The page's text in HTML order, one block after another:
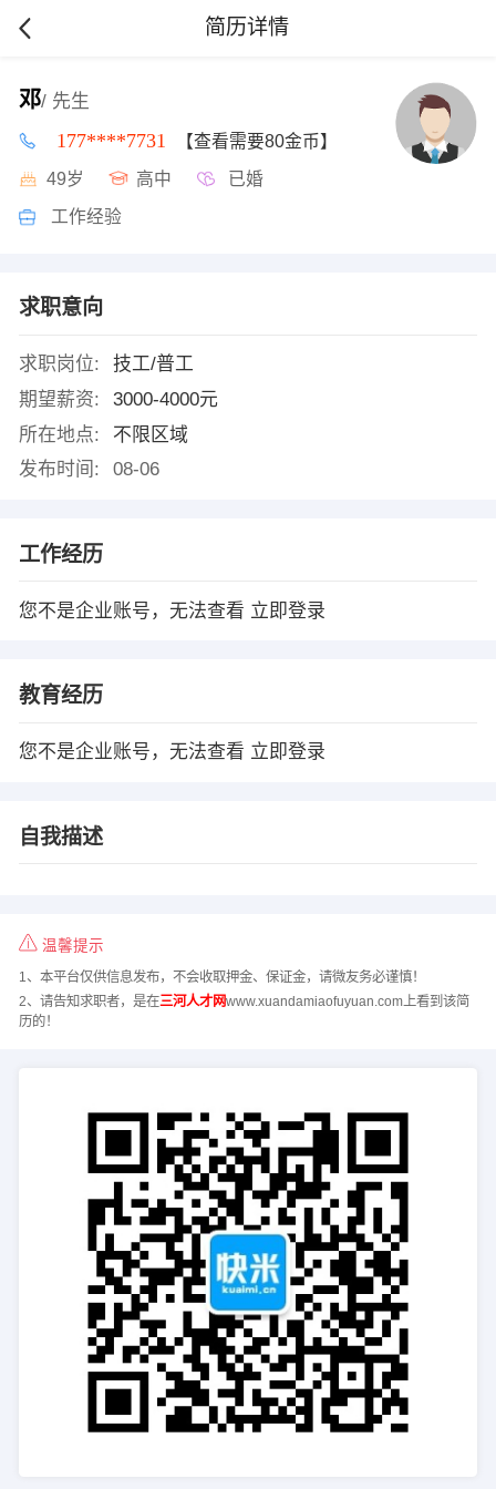
简历详情
邓/ 先生
177****7731 【查看需要80金币】
49岁 高中 已婚
工作经验
求职意向
求职岗位:
技工/普工
期望薪资:
3000-4000元
所在地点:
不限区域
发布时间:
08-06
工作经历
您不是企业账号，无法查看 立即登录
教育经历
您不是企业账号，无法查看 立即登录
自我描述
温馨提示
1、本平台仅供信息发布，不会收取押金、保证金，请微友务必谨慎！
2、请告知求职者，是在三河人才网www.xuandamiaofuyuan.com上看到该简
历的！